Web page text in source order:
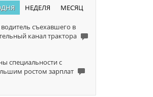
НЕДЕЛЯ МЕСЯЦ
съехавшего в
канал трактора
специальности с
ростом зарплат